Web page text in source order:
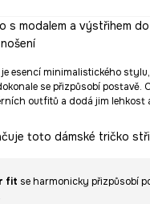
s modalem a výstřihem
esencí minimalistického
se přizpůsobí postavě.
outfitů a dodá jim lehkost
toto dámské tričko
fit se harmonicky přizpůsobí